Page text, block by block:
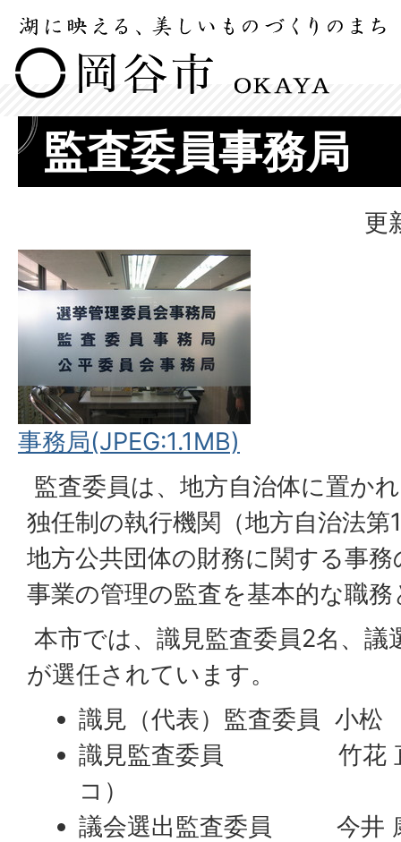
監査委員事務局
更
事務局(JPEG:1.1MB)
監査委員は、地方自治体に置か
独任制の執行機関（地方自治法
地方公共団体の財務に関する事
事業の管理の監査を基本的な職
本市では、識見監査委員2名、議
が選任されています。
識見（代表）監査委員 小
識見監査委員 竹花 直
コ）
議会選出監査委員 今井